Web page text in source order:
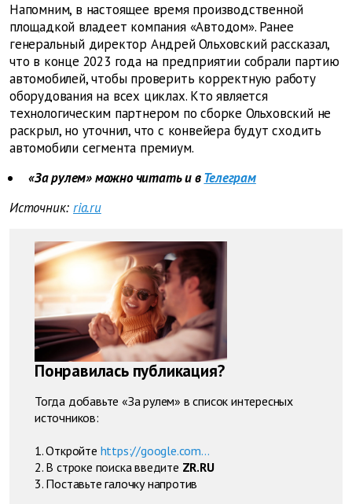
Напомним, в настоящее время производственной
площадкой владеет компания «Автодом». Ранее
генеральный директор Андрей Ольховский рассказал,
что в конце 2023 года на предприятии собрали партию
автомобилей, чтобы проверить корректную работу
оборудования на всех циклах. Кто является
технологическим партнером по сборке Ольховский не
раскрыл, но уточнил, что с конвейера будут сходить
автомобили сегмента премиум.
«За рулем» можно читать и вТелеграм
Источник: ria.ru
Понравилась публикация?
Тогда добавьте «За рулем» в список интересных
источников:
1. Откройте https://google.com...
2. В строке поиска введите ZR.RU
3. Поставьте галочку напротив